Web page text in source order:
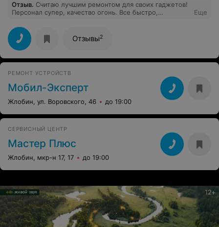
Отзыв. Считаю лучшим ремонтом для своих гаджетов!
Персонал супер, качество огонь. Все быстро,
Еще
Отзывы2
РЕМОНТ УСТРОЙСТВ
Мобил-Эксперт
Жлобин, ул. Воровского, 46 до 19:00
СЕРВИСНЫЙ ЦЕНТР
Мастер Плюс
Жлобин, мкр-н 17, 17 до 19:00